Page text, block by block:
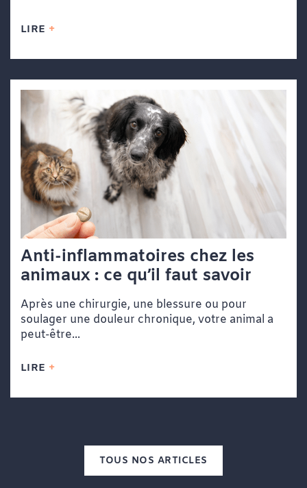
LIRE
Anti-inflammatoires chez les
animaux : ce qu’il faut savoir
Après une chirurgie, une blessure ou pour
soulager une douleur chronique, votre animal a
peut-être...
LIRE
TOUS NOS ARTICLES